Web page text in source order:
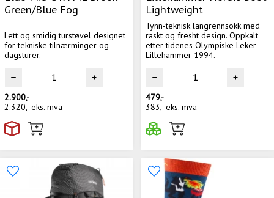
Green/Blue Fog
Lett og smidig turstøvel designet
for tekniske tilnærminger og
dagsturer.
2.900,-
2.320,- eks. mva
Lightweight
Tynn-teknisk langrennsokk med
raskt og fresht design. Oppkalt
etter tidenes Olympiske Leker -
Lillehammer 1994.
479,-
383,- eks. mva